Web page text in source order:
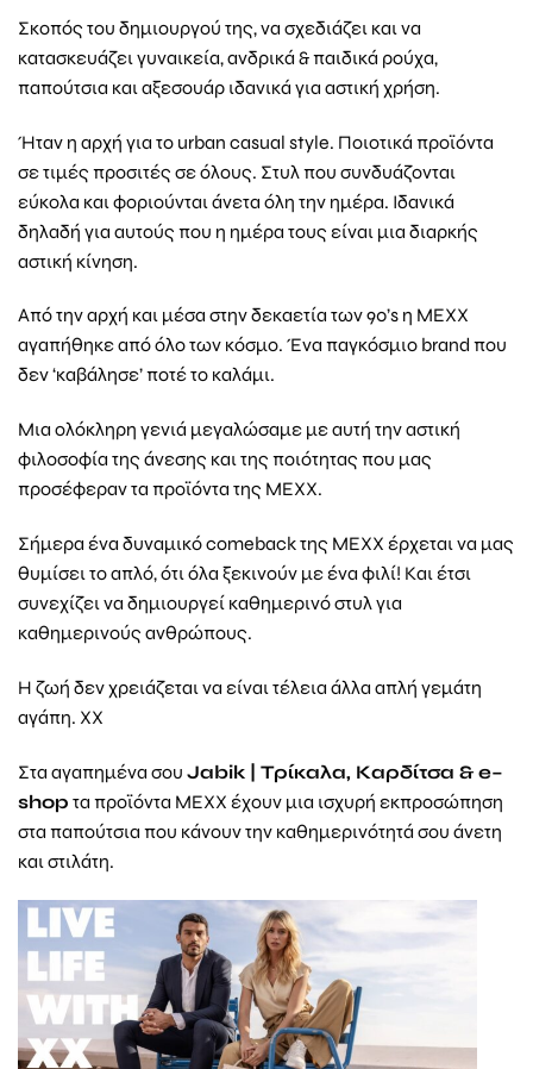
Σκοπός του δημιουργού της, να σχεδιάζει και να
κατασκευάζει γυναικεία, ανδρικά & παιδικά ρούχα,
παπούτσια και αξεσουάρ ιδανικά για αστική χρήση.
Ήταν η αρχή για το urban casual style. Ποιοτικά προϊόντα
σε τιμές προσιτές σε όλους. Στυλ που συνδυάζονται
εύκολα και φοριούνται άνετα όλη την ημέρα. Ιδανικά
δηλαδή για αυτούς που η ημέρα τους είναι μια διαρκής
αστική κίνηση.
Από την αρχή και μέσα στην δεκαετία των 90’s η ΜΕΧΧ
αγαπήθηκε από όλο των κόσμο. Ένα παγκόσμιο brand που
δεν ‘καβάλησε’ ποτέ το καλάμι.
Μια ολόκληρη γενιά μεγαλώσαμε με αυτή την αστική
φιλοσοφία της άνεσης και της ποιότητας που μας
προσέφεραν τα προϊόντα της MEXX.
Σήμερα ένα δυναμικό comeback της MEXX έρχεται να μας
θυμίσει το απλό, ότι όλα ξεκινούν με ένα φιλί! Και έτσι
συνεχίζει να δημιουργεί καθημερινό στυλ για
καθημερινούς ανθρώπους.
Η ζωή δεν χρειάζεται να είναι τέλεια άλλα απλή γεμάτη
αγάπη. ΧΧ
Στα αγαπημένα σου Jabik | Τρίκαλα, Καρδίτσα & e–
shop τα προϊόντα MEXX έχουν μια ισχυρή εκπροσώπηση
στα παπούτσια που κάνουν την καθημερινότητά σου άνετη
και στιλάτη.